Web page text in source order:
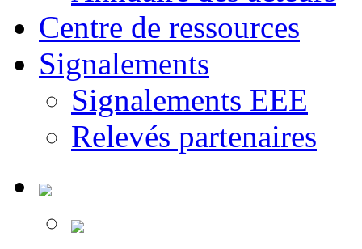
Centre de ressources
Signalements
Signalements EEE
Relevés partenaires